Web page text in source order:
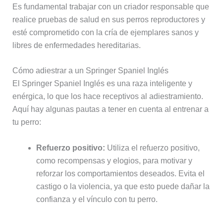
Es fundamental trabajar con un criador responsable que
realice pruebas de salud en sus perros reproductores y
esté comprometido con la cría de ejemplares sanos y
libres de enfermedades hereditarias.
Cómo adiestrar a un Springer Spaniel Inglés
El Springer Spaniel Inglés es una raza inteligente y
enérgica, lo que los hace receptivos al adiestramiento.
Aquí hay algunas pautas a tener en cuenta al entrenar a
tu perro:
Refuerzo positivo: Utiliza el refuerzo positivo,
como recompensas y elogios, para motivar y
reforzar los comportamientos deseados. Evita el
castigo o la violencia, ya que esto puede dañar la
confianza y el vínculo con tu perro.